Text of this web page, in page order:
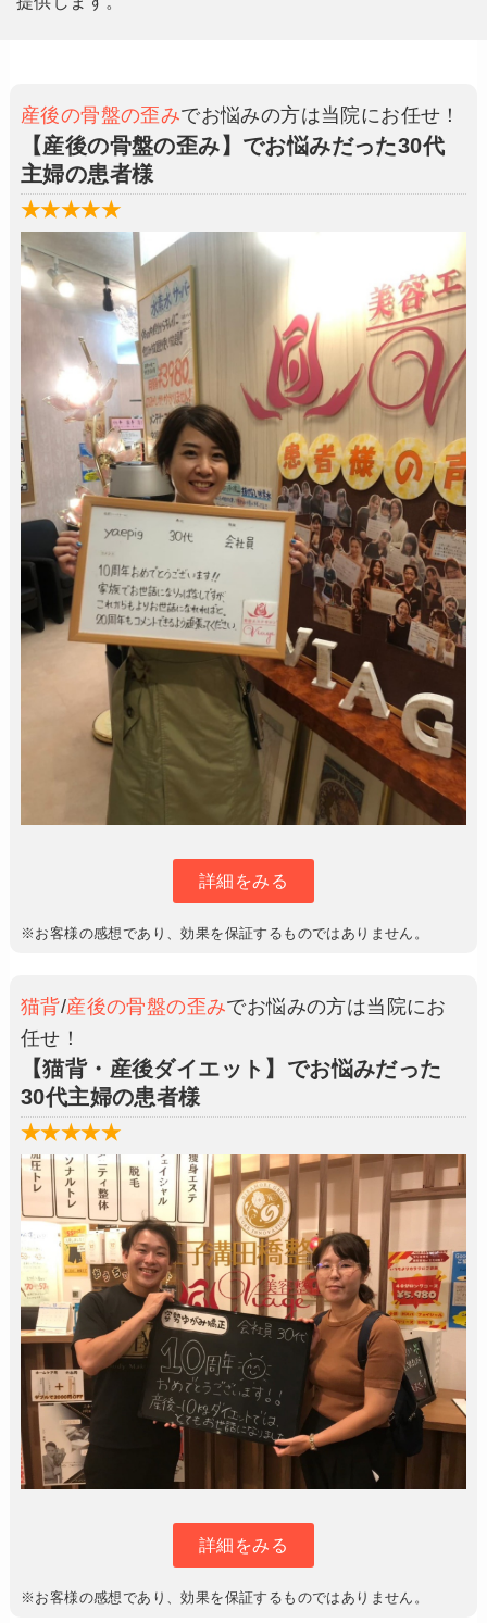
産後の骨盤の歪みでお悩みの方は当院にお任せ！
【産後の骨盤の歪み】でお悩みだった30代
主婦の患者様
★★★★★
詳細をみる
※お客様の感想であり、効果を保証するものではありません。
猫背/産後の骨盤の歪みでお悩みの方は当院にお
任せ！
【猫背・産後ダイエット】でお悩みだった
30代主婦の患者様
★★★★★
詳細をみる
※お客様の感想であり、効果を保証するものではありません。